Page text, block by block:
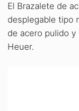
El Brazalete de
desplegable tipo
de acero pulido
Heuer.